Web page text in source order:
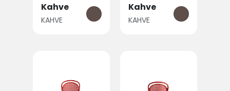
Kahve
KAHVE
Kahve
KAHVE